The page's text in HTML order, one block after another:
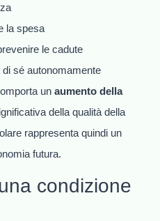
la spesa
le cadute
sé autonomamente
un aumento della
della qualità della
rappresenta quindi un
futura.
condizione